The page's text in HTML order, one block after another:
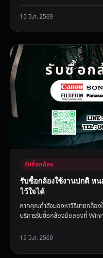
15 มี.ค. 2569
รับซื้อกล้อง
รับซื้อกล้องใช้งานปกติ ห
ไว้ใจได้
หากคุณกำลังมองหาวิธีขายกล้อ
บริการรับซื้อกล้องมือสองที่
15 มี.ค. 2569